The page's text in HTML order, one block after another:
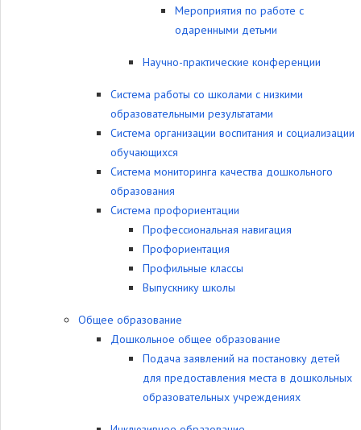
Мероприятия по работе с
одаренными детьми
Научно-практические конференции
Система работы со школами с низкими
образовательными результатами
Система организации воспитания и социализации
обучающихся
Система мониторинга качества дошкольного
образования
Система профориентации
Профессиональная навигация
Профориентация
Профильные классы
Выпускнику школы
Общее образование
Дошкольное общее образование
Подача заявлений на постановку детей
для предоставления места в дошкольных
образовательных учреждениях